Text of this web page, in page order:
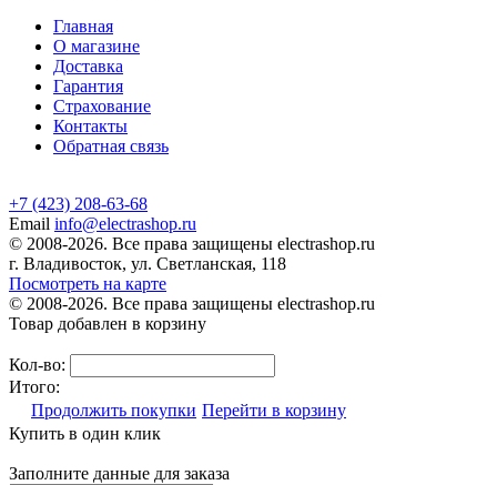
Главная
О магазине
Доставка
Гарантия
Страхование
Контакты
Обратная связь
+7 (423) 208-63-68
Email info@electrashop.ru
© 2008-2026. Все права защищены electrashop.ru
г. Владивосток, ул. Светланская, 118
Посмотреть на карте
© 2008-2026. Все права защищены electrashop.ru
Товар добавлен в корзину
Кол-во:
Итого:
Продолжить покупки Перейти в корзину
Купить в один клик
Заполните данные для заказа